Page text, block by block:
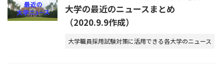
大学の最近のニュースまとめ
（2020.9.9作成）
大学職員採用試験対策に活用できる各大学のニュース